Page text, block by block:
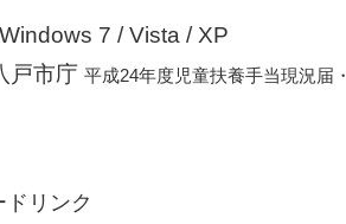
7 / Vista / XP
戸市庁 平成24年度児童扶養手当現況届
ドリンク